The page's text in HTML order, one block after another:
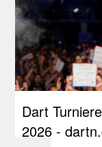
Dart
2026 -